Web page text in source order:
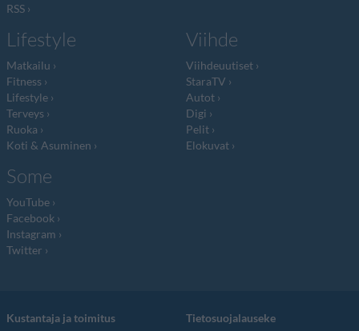
RSS
Lifestyle
Matkailu
Fitness
Lifestyle
Terveys
Ruoka
Koti & Asuminen
Viihde
Viihdeuutiset
StaraTV
Autot
Digi
Pelit
Elokuvat
Some
YouTube
Facebook
Instagram
Twitter
Kustantaja ja toimitus Tietosuojalauseke